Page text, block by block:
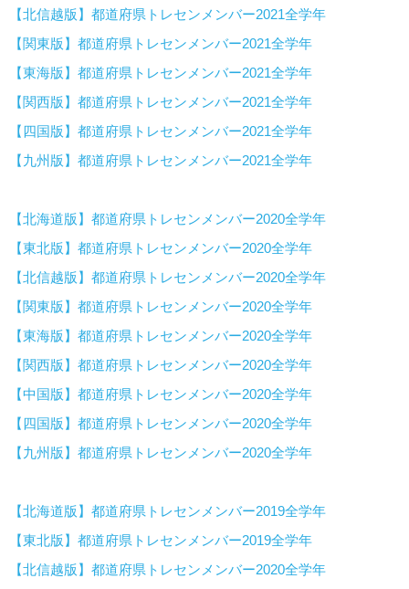
【北信越版】都道府県トレセンメンバー2021全学年
【関東版】都道府県トレセンメンバー2021全学年
【東海版】都道府県トレセンメンバー2021全学年
【関西版】都道府県トレセンメンバー2021全学年
【四国版】都道府県トレセンメンバー2021全学年
【九州版】都道府県トレセンメンバー2021全学年
【北海道版】都道府県トレセンメンバー2020全学年
【東北版】都道府県トレセンメンバー2020全学年
【北信越版】都道府県トレセンメンバー2020全学年
【関東版】都道府県トレセンメンバー2020全学年
【東海版】都道府県トレセンメンバー2020全学年
【関西版】都道府県トレセンメンバー2020全学年
【中国版】都道府県トレセンメンバー2020全学年
【四国版】都道府県トレセンメンバー2020全学年
【九州版】都道府県トレセンメンバー2020全学年
【北海道版】都道府県トレセンメンバー2019全学年
【東北版】都道府県トレセンメンバー2019全学年
【北信越版】都道府県トレセンメンバー2020全学年